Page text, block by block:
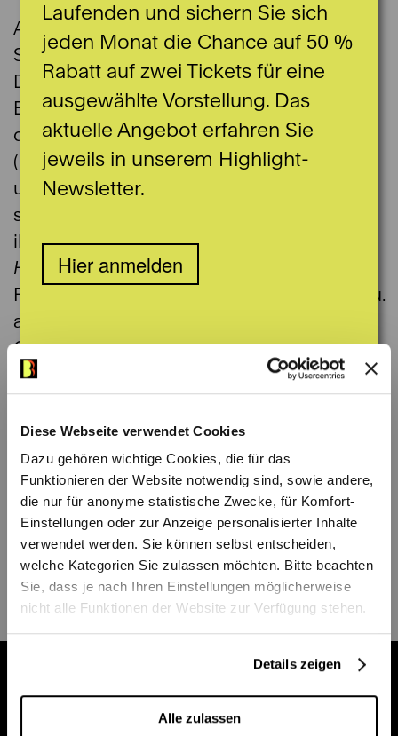
Diese Webseite verwendet Cookies
Dazu gehören wichtige Cookies, die für das
Funktionieren der Website notwendig sind, sowie andere,
die nur für anonyme statistische Zwecke, für Komfort-
Einstellungen oder zur Anzeige personalisierter Inhalte
verwendet werden. Sie können selbst entscheiden,
welche Kategorien Sie zulassen möchten. Bitte beachten
Sie, dass je nach Ihren Einstellungen möglicherweise
nicht alle Funktionen der Website zur Verfügung stehen.
Details zeigen
Alle zulassen
Angela H. Fischer studierte an der
Staatlichen Hochschule für Musik und
Darstellende Kunst in Stuttgart.
Engagements führten sie unter anderem an
das Düsseldorfer Kom(m)ödchen
(politisches Kabarett), die Oper Wuppertal
und das Eurotheater Central in Bonn. Sie
spielte mit Willy Millowitsch und tourte mit
ihren KabarettsoliPatientenStadl
Höheremgeboren. Bei den
Frankenfestspielen in Röttingen spielte sie u.
a. die Öffentliche Meinung in Offenbachs
OperetteOrpheus in der Unterweltund trat
inDer Vetter aus Dingsda
Flashdance –
das Musicalauf. Grosse Erfolge feierte die
Künstlerin mit ihrer Darstellung der
Hildegard Knef.
Bei Bühnen Bern war Angela H. Fischer in
der Spielzeit 2023/24 als Cagelle inLa Cage
aux Folleszu erleben. In der Spielzeit
2025/26 tritt sie als Priester inJesus Christ
Superstar auf.
Laufenden und sichern Sie sich
jeden Monat die Chance auf 50 %
Rabatt auf zwei Tickets für eine
ausgewählte Vorstellung. Das
aktuelle Angebot erfahren Sie
jeweils in unserem Highlight-
Newsletter.
Hier anmelden